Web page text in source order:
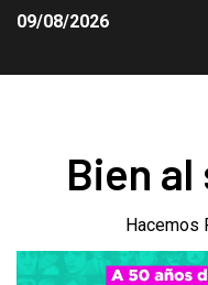
09/08/2026
Bien
Hacemos